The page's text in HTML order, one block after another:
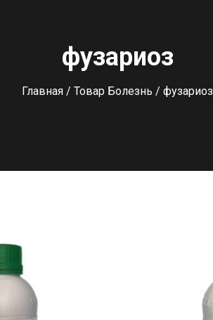
фузариоз
Главная / Товар Болезнь / фузариоз